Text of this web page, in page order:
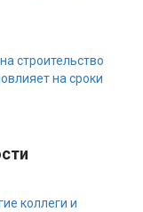
строительство
на сроки
коллеги и